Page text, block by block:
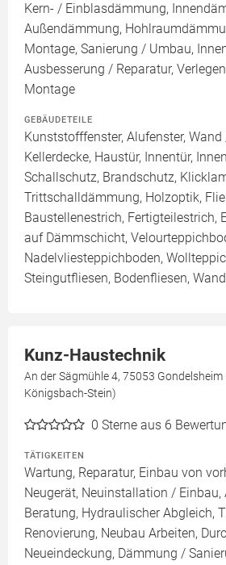
Kern- / Einblasdämmung,
Außendämmung,
Montage, Sanierung / Umbau,
Ausbesserung / Reparatur,
Montage
GEBÄUDETEILE
Kunststofffenster, Alufenster, Wand
Kellerdecke, Haustür, Innentür,
Schallschutz, Brandschutz,
Trittschalldämmung, Holzoptik,
Baustellenestrich, Fertigteilestrich,
auf Dämmschicht,
Nadelvliesteppichboden,
Steingutfliesen, Bodenfliesen,
Kunz-Haustechnik
An der Sägmühle 4, 75053
Königsbach-Stein)
0 Sterne aus 6
TÄTIGKEITEN
Wartung, Reparatur, Einbau von
Neugerät, Neuinstallation / Einbau,
Beratung, Hydraulischer Abgleich,
Renovierung, Neubau Arbeiten,
Neueindeckung, Dämmung /